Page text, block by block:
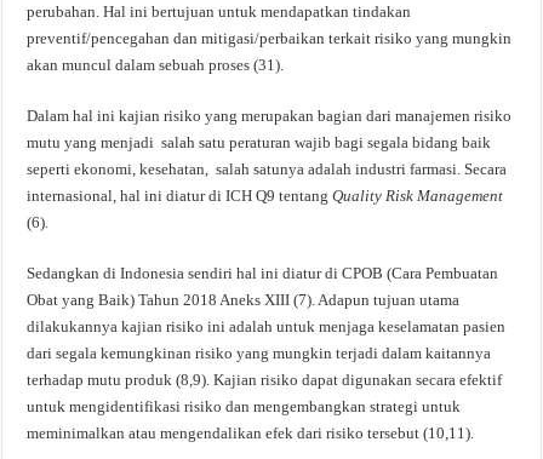
perubahan. Hal ini bertujuan untuk mendapatkan tindakan
preventif/pencegahan dan mitigasi/perbaikan terkait risiko yang mungkin
akan muncul dalam sebuah proses (31).
Dalam hal ini kajian risiko yang merupakan bagian dari manajemen risiko
mutu yang menjadi salah satu peraturan wajib bagi segala bidang baik
seperti ekonomi, kesehatan, salah satunya adalah industri farmasi. Secara
internasional, hal ini diatur di ICH Q9 tentangQuality Risk Management
(6)
Sedangkan di Indonesia sendiri hal ini diatur di CPOB (Cara Pembuatan
Obat yang Baik) Tahun 2018 Aneks XIII (7). Adapun tujuan utama
dilakukannya kajian risiko ini adalah untuk menjaga keselamatan pasien
dari segala kemungkinan risiko yang mungkin terjadi dalam kaitannya
terhadap mutu produk (8,9). Kajian risiko dapat digunakan secara efektif
untuk mengidentifikasi risiko dan mengembangkan strategi untuk
meminimalkan atau mengendalikan efek dari risiko tersebut (10,11).